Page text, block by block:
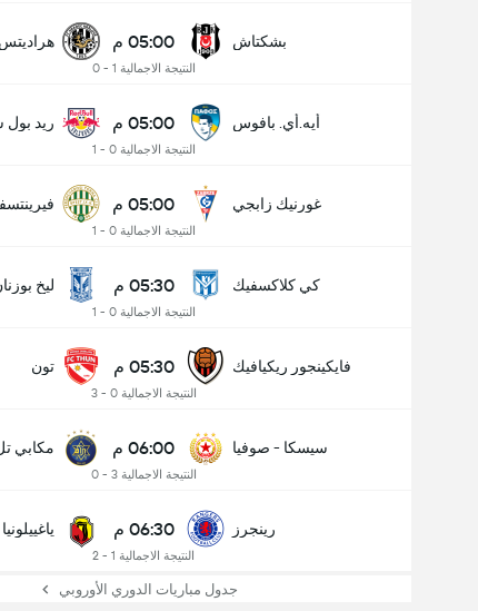
بشكتاش 05:00 م
النتيجة الاجمالية 1 - 0
أيه.أي. بافوس 05:00 م
النتيجة الاجمالية 0 - 1
ريد بول
غورنيك زابجي 05:00 م
النتيجة الاجمالية 0 - 1
كي كلاكسفيك 05:30 م
النتيجة الاجمالية 0 - 1
ليخ
فايكينجور ريكيافيك 05:30 م
النتيجة الاجمالية 0 - 3
تون
سيسكا - صوفيا 06:00 م
النتيجة الاجمالية 3 - 0
مكابي
رينجرز 06:30 م
النتيجة الاجمالية 1 - 2
جدول مباريات الدوري الأوروبي
عدد الاهداف (2.5)